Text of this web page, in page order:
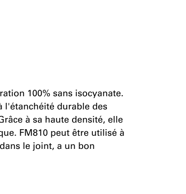
100% sans isocyanate.
l'étanchéité durable des
à sa haute densité, elle
FM810 peut être utilisé à
le joint, a un bon